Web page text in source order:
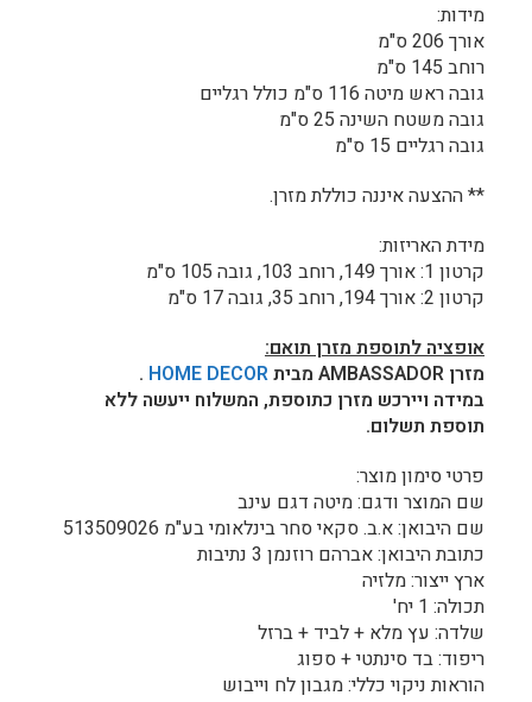
מידות:
אורך 206 ס"מ
רוחב 145 ס"מ
גובה ראש מיטה 116 ס"מ כולל רגליים
גובה משטח השינה 25 ס"מ
גובה רגליים 15 ס"מ
** ההצעה איננה כוללת מזרן.
מידת האריזות:
קרטון 1: אורך 149, רוחב 103, גובה 105 ס"מ
קרטון 2: אורך 194, רוחב 35, גובה 17 ס"מ
אופציה לתוספת מזרן תואם:
מזרן AMBASSADOR מבית
HOME DECOR
.
במידה ויירכש מזרן כתוספת, המשלוח ייעשה ללא
תוספת תשלום.
פרטי סימון מוצר:
שם המוצר ודגם: מיטה דגם עינב
שם היבואן: א.ב. סקאי סחר בינלאומי בע"מ 513509026
כתובת היבואן: אברהם רוזנמן 3 נתיבות
ארץ ייצור: מלזיה
תכולה: 1 יח'
שלדה: עץ מלא + לביד + ברזל
ריפוד: בד סינתטי + ספוג
הוראות ניקוי כללי: מגבון לח וייבוש